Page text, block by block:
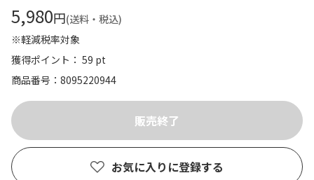
5,980円(送料・税込)
※軽減税率対象
獲得ポイント： 59 pt
商品番号
8095220944
お気に入りに登録する